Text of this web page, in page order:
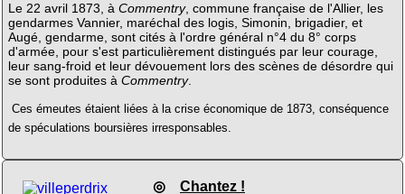
Le 22 avril 1873, à Commentry, commune française de l'Allier, les
gendarmes Vannier, maréchal des logis, Simonin, brigadier, et
Augé, gendarme, sont cités à l'ordre général n°4 du 8° corps
d'armée, pour s'est particulièrement distingués par leur courage,
leur sang-froid et leur dévouement lors des scènes de désordre qui
se sont produites à Commentry.
Ces émeutes étaient liées à la crise économique de 1873, conséquence
de spéculations boursières irresponsables.
◎ Chantez !